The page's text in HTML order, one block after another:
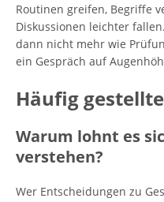
Routinen greifen, Begriffe
Diskussionen leichter
dann nicht mehr wie
ein Gespräch auf
Häufig
Warum lohnt es
verstehen?
Wer Entscheidungen zu